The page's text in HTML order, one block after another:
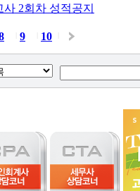
2회차 성적공지
9 10